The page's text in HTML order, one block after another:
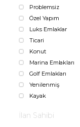
Problemsiz
Özel Yapım
Luks Emlaklar
Ticari
Konut
Marina Emlakları
Golf Emlakları
Yenilenmiş
Kayak
İlan Sahibi